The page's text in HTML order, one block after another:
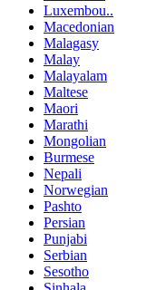
Luxembou..
Macedonian
Malagasy
Malay
Malayalam
Maltese
Maori
Marathi
Mongolian
Burmese
Nepali
Norwegian
Pashto
Persian
Punjabi
Serbian
Sesotho